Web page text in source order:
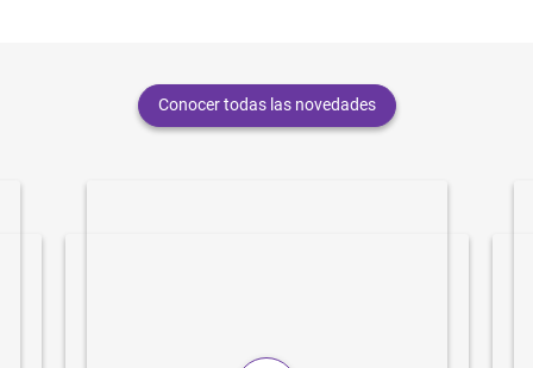
Conocer todas las novedades